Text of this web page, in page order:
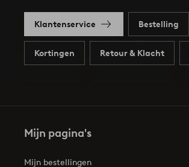
Klantenservice Bestelling
Kortingen Retour & Klacht
Mijn pagina's
Mijn bestellingen